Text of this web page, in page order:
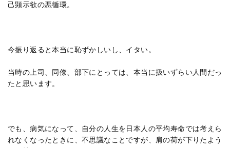
己顕示欲の悪循環。
今振り返ると本当に恥ずかしいし、イタい。
当時の上司、同僚、部下にとっては、本当に扱いずらい人間だっ
たと思います。
でも、病気になって、自分の人生を日本人の平均寿命では考えら
れなくなったときに、不思議なことですが、肩の荷が下りたよう